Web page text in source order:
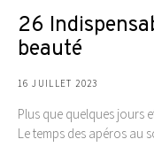
26
beauté
16 JUILLET 2023
Plus que quelques jours
Le temps des apéros au